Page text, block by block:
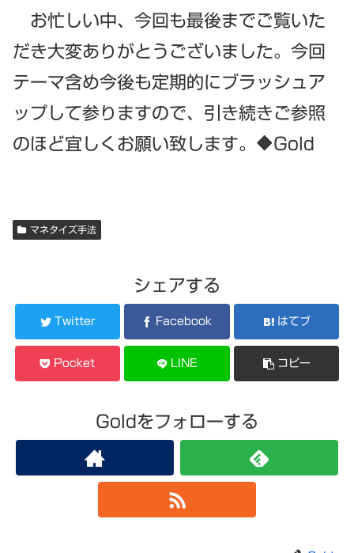
お忙しい中、今回も最後までご覧いた
だき大変ありがとうございました。今回
テーマ含め今後も定期的にブラッシュア
ップして参りますので、引き続きご参照
のほど宜しくお願い致します。🔶Gold
マネタイズ手法
シェアする
Twitter Facebook はてブ
Pocket LINE コピー
Goldをフォローする